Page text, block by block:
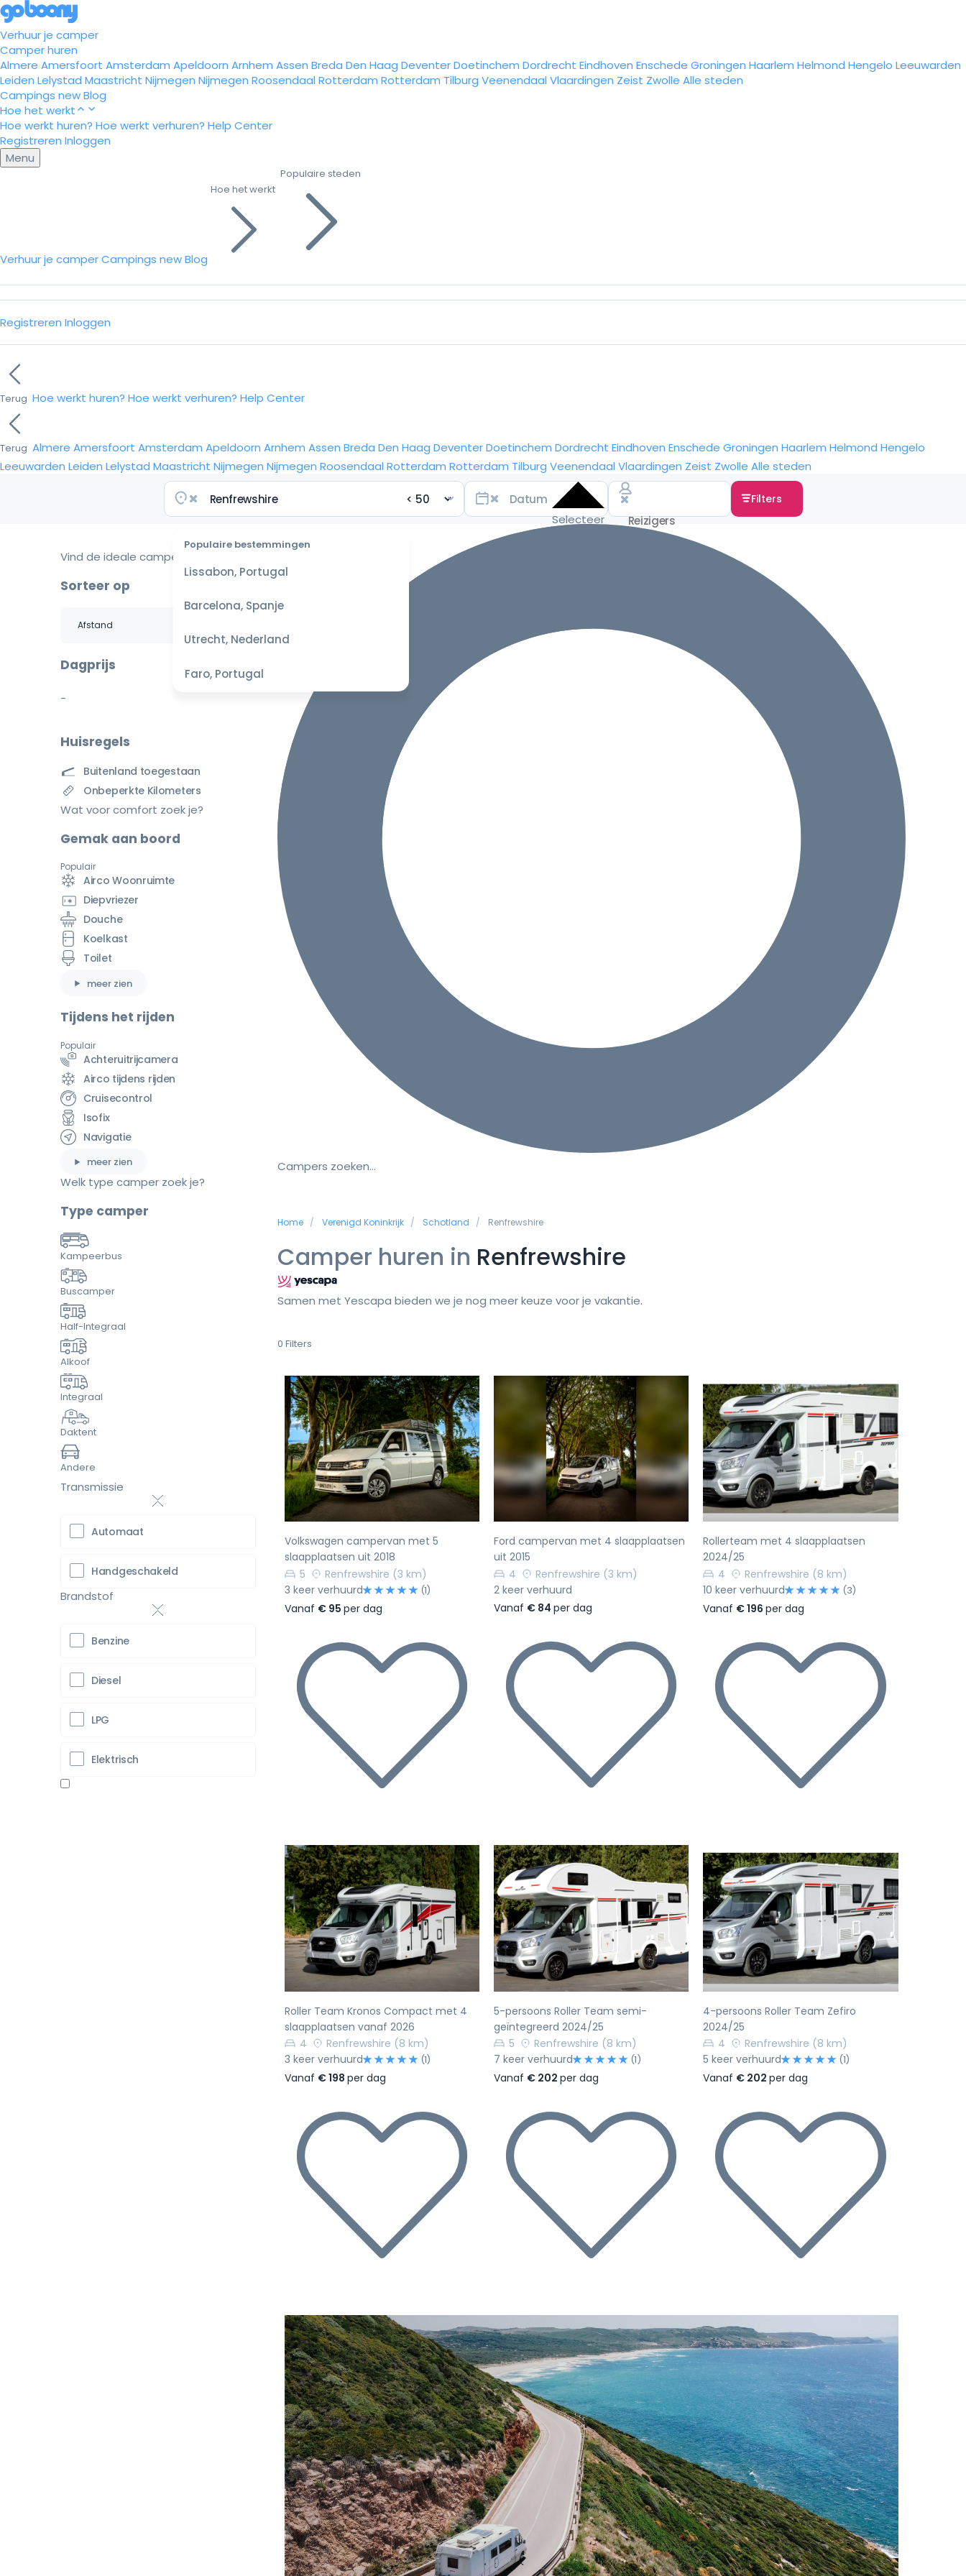
Verhuur je camper
Camper huren
Almere Amersfoort Amsterdam Apeldoorn Arnhem Assen Breda Den Haag DeventerDoetinchem Dordrecht Eindhoven Enschede Groningen Haarlem Helmond Hengelo Leeuwarden
Leiden Lelystad Maastricht Nijmegen Nijmegen Roosendaal Rotterdam Rotterdam Tilburg Veenendaal Vlaardingen Zeist Zwolle Alle steden
Campings newBlog
Hoe het werkt
Hoe werkt huren? Hoe werkt verhuren? Help Center
Registreren Inloggen
Menu
Verhuur je camperCampings newBlog
Hoe het werkt
Populaire steden
Registreren Inloggen
Terug Hoe werkt huren? Hoe werkt verhuren? Help Center
Terug Almere Amersfoort Amsterdam Apeldoorn Arnhem Assen Breda Den Haag DeventerDoetinchem Dordrecht Eindhoven Enschede Groningen Haarlem Helmond Hengelo
Leeuwarden Leiden Lelystad Maastricht Nijmegen Nijmegen Roosendaal Rotterdam Rotterdam Tilburg Veenendaal Vlaardingen Zeist Zwolle Alle steden
Populaire bestemmingen
Lissabon, Portugal
Barcelona, Spanje
Utrecht, Nederland
Faro, Portugal
Selecteer
Filters
Campers zoeken…
Home Verenigd Koninkrijk Schotland Renfrewshire
Camper huren in Renfrewshire
Samen met Yescapa bieden we je nog meer keuze voor je vakantie.
0 Filters
Vorige Volgende
Volkswagen campervan met 5
slaapplaatsen uit 2018
5
Renfrewshire (3 km)
3 keer verhuurd
(1)
Vanaf € 95 per dag
Vorige Volgende
Ford campervan met 4 slaapplaatsen
uit 2015
4
Renfrewshire (3 km)
2 keer verhuurd
Vanaf € 84 per dag
Vorige
Rollerteam met 4 slaapplaatsen
2024/25
4
Renfrewshire (8 km)
10 keer verhuurd
(3)
Vanaf € 196per dag
Vorige Volgende
Roller Team Kronos Compact met 4
slaapplaatsen vanaf 2026
4
Renfrewshire (8 km)
3 keer verhuurd
(1)
Vanaf € 198 per dag
Vorige Volgende
5-persoons Roller Team semi-
geïntegreerd 2024/25
5
Renfrewshire (8 km)
7 keer verhuurd
(1)
Vanaf € 202 per dag
Vorige
4-persoons Roller Team Zefiro
2024/25
4
Renfrewshire (8 km)
5 keer verhuurd
(1)
Vanaf € 202per dag
Vind de ideale camper voor je reis
Sorteer op
Dagprijs
-
Huisregels
Buitenland toegestaan
Onbeperkte Kilometers
Wat voor comfort zoek je?
Gemak aan boord
Populair
Airco Woonruimte
Diepvriezer
Douche
Koelkast
Toilet
meer zien
Tijdens het rijden
Populair
Achteruitrijcamera
Airco tijdens rijden
Cruisecontrol
Isofix
Navigatie
meer zien
Welk type camper zoek je?
Type camper
Kampeerbus
Buscamper
Half-Integraal
Alkoof
Integraal
Daktent
Andere
Transmissie
Automaat
Handgeschakeld
Brandstof
Benzine
Diesel
LPG
Elektrisch